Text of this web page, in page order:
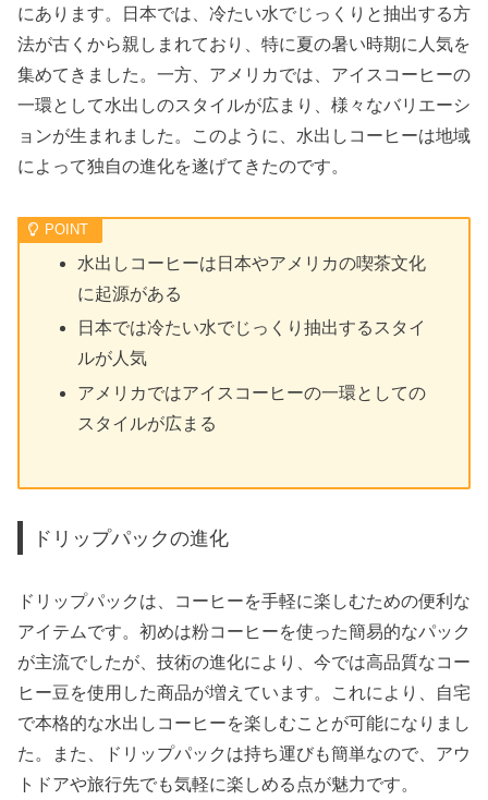
にあります。日本では、冷たい水でじっくりと抽出する方
法が古くから親しまれており、特に夏の暑い時期に人気を
集めてきました。一方、アメリカでは、アイスコーヒーの
一環として水出しのスタイルが広まり、様々なバリエーシ
ョンが生まれました。このように、水出しコーヒーは地域
によって独自の進化を遂げてきたのです。
水出しコーヒーは日本やアメリカの喫茶文化
に起源がある
日本では冷たい水でじっくり抽出するスタイ
ルが人気
アメリカではアイスコーヒーの一環としての
スタイルが広まる
ドリップパックの進化
ドリップパックは、コーヒーを手軽に楽しむための便利な
アイテムです。初めは粉コーヒーを使った簡易的なパック
が主流でしたが、技術の進化により、今では高品質なコー
ヒー豆を使用した商品が増えています。これにより、自宅
で本格的な水出しコーヒーを楽しむことが可能になりまし
た。また、ドリップパックは持ち運びも簡単なので、アウ
トドアや旅行先でも気軽に楽しめる点が魅力です。